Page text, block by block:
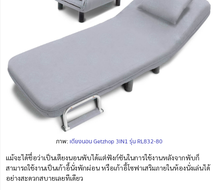
ภาพ: เตียงนอน Getzhop 3IN1 รุ่น RL832-80
แม้จะได้ชื่อว่าเป็นเตียงนอนพับได้แต่ฟังก์ชันในการใช้งานหลังจากพับก็
สามารถใช้งานเป็นเก้าอี้นั่งพักผ่อน หรือเก้าอี้โซฟาเสริมภายในห้องนั่งเล่นได้
อย่างสะดวกสบายเลยทีเดียว